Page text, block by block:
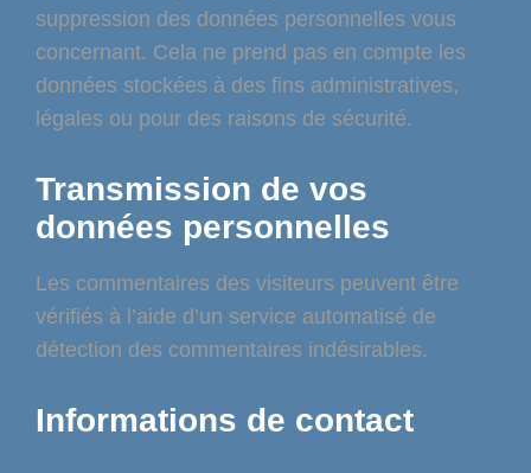
suppression des données personnelles vous
concernant. Cela ne prend pas en compte les
données stockées à des fins administratives,
légales ou pour des raisons de sécurité.
Transmission de vos
données personnelles
Les commentaires des visiteurs peuvent être
vérifiés à l’aide d’un service automatisé de
détection des commentaires indésirables.
Informations de contact